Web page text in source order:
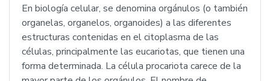
En biología celular, se denomina orgánulos (o también
organelas, organelos, organoides) a las diferentes
estructuras contenidas en el citoplasma de las
células, principalmente las eucariotas, que tienen una
forma determinada. La célula procariota carece de la